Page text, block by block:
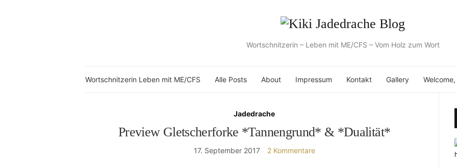
Wortschnitzerin – Leben mit ME/CFS – Vom Holz zum Wort
Wortschnitzerin Leben mit ME/CFS Alle Posts About Impressum Kontakt Gallery
Jadedrache
Preview Gletscherforke *Tannengrund* & *Dualität*
17. September 2017 2 Kommentare